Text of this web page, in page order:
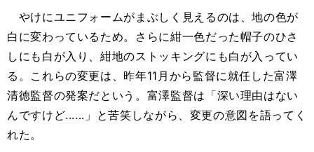
やけにユニフォームがまぶしく見えるのは、地の色が
白に変わっているため。さらに紺一色だった帽子のひさ
しにも白が入り、紺地のストッキングにも白が入ってい
る。これらの変更は、昨年11 月から監督に就任した富澤
清徳監督の発案だという。富澤監督は「深い理由はない
んですけど......」と苦笑しながら、変更の意図を語ってく
れた。